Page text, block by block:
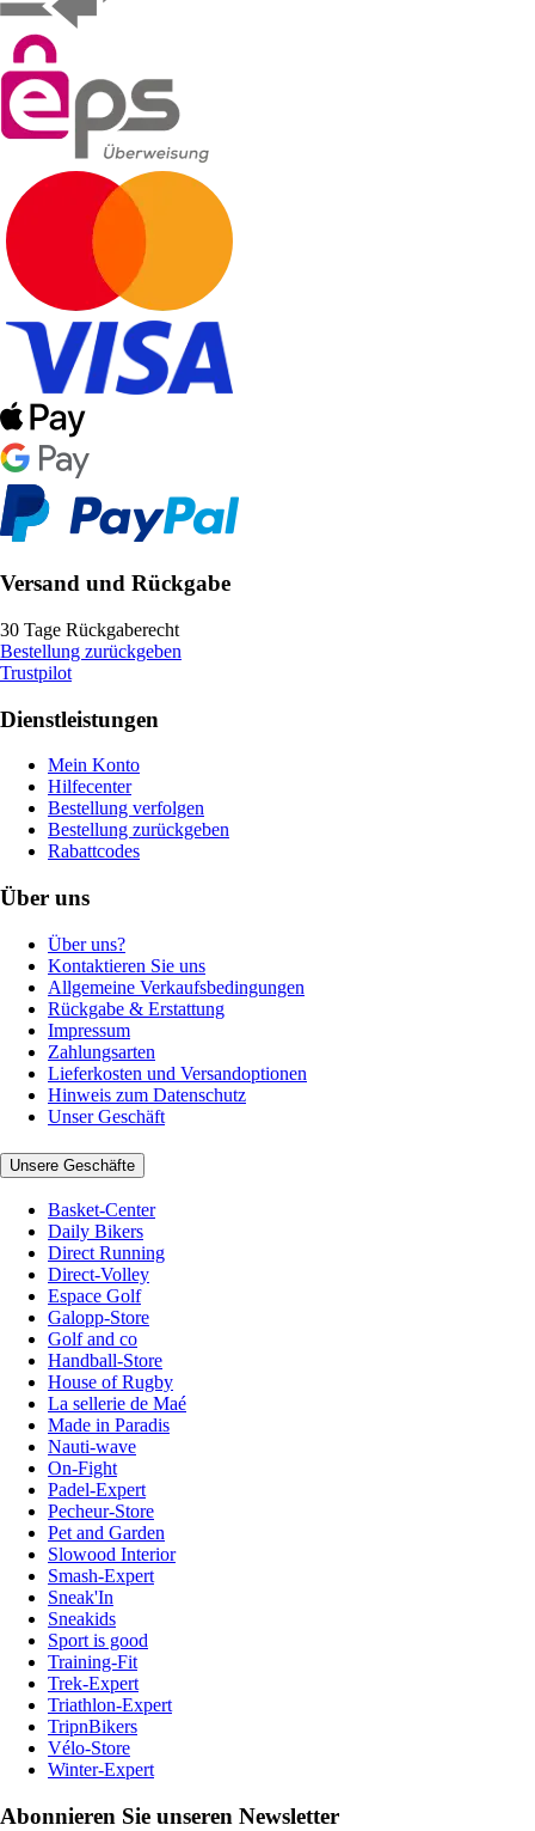
Versand und Rückgabe
30 Tage Rückgaberecht
Bestellung zurückgeben
Trustpilot
Dienstleistungen
Mein Konto
Hilfecenter
Bestellung verfolgen
Bestellung zurückgeben
Rabattcodes
Über uns
Über uns?
Kontaktieren Sie uns
Allgemeine Verkaufsbedingungen
Rückgabe & Erstattung
Impressum
Zahlungsarten
Lieferkosten und Versandoptionen
Hinweis zum Datenschutz
Unser Geschäft
Unsere Geschäfte
Basket-Center
Daily Bikers
Direct Running
Direct-Volley
Espace Golf
Galopp-Store
Golf and co
Handball-Store
House of Rugby
La sellerie de Maé
Made in Paradis
Nauti-wave
On-Fight
Padel-Expert
Pecheur-Store
Pet and Garden
Slowood Interior
Smash-Expert
Sneak'In
Sneakids
Sport is good
Training-Fit
Trek-Expert
Triathlon-Expert
TripnBikers
Vélo-Store
Winter-Expert
Abonnieren Sie unseren Newsletter